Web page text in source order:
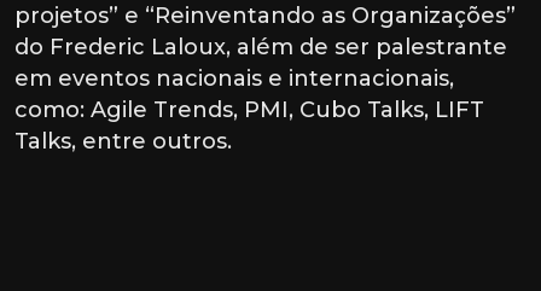
projetos” e “Reinventando as Organizações”
do Frederic Laloux, além de ser palestrante
em eventos nacionais e internacionais,
como: Agile Trends, PMI, Cubo Talks, LIFT
Talks, entre outros.